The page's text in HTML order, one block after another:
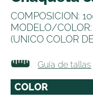
COMPOSICION:
MODELO/
(UNICO COLOR
Guía de tallas